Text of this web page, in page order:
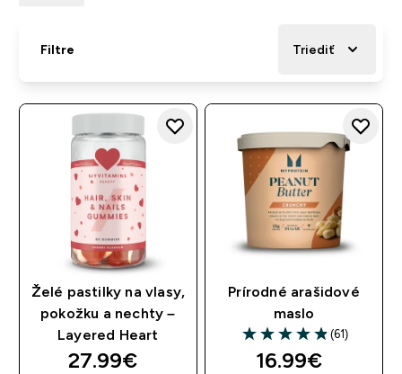
Filtre Triediť
Želé pastilky na vlasy,
pokožku a nechty –
Layered Heart
27.99€‎
Prírodné arašidové
maslo
4.9 out of 5 stars
(61)
16.99€‎